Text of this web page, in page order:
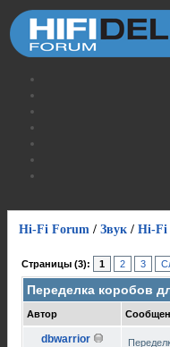
Hi-Fi Forum / Звук / Hi-Fi
Страницы (3): 1 2 3
Переделка коробов
Автор
dbwarrior